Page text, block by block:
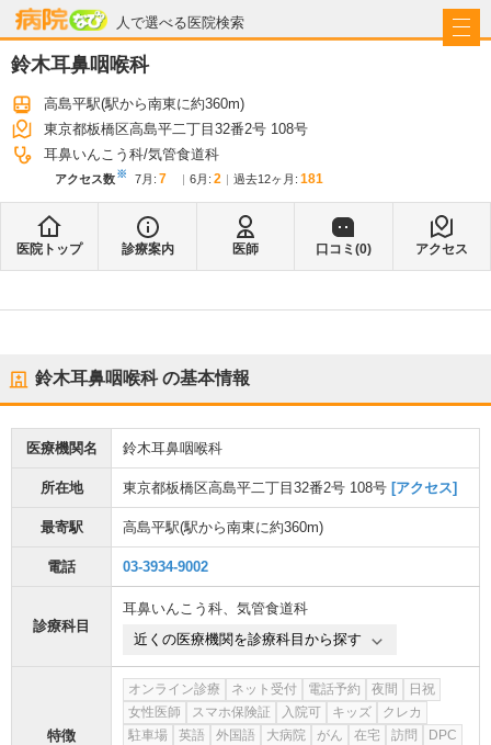
人で選べる医院検索
病院なび
鈴木耳鼻咽喉科
高島平駅(駅から南東に約360m)
東京都板橋区高島平二丁目32番2号 108号
耳鼻いんこう科 気管食道科
アクセス数※ 7月 : 7 6月 : 2 過去12ヶ月: 181
医院トップ 診療案内 医師 口コミ(0) アクセス
鈴木耳鼻咽喉科の基本情報
医療機関名 鈴木耳鼻咽喉科
所在地 東京都板橋区高島平二丁目32番2号 108号 [アクセス]
最寄駅 高島平駅(駅から南東に約360m)
電話 03-3934-9002
診療科目
耳鼻いんこう科、 気管食道科
近くの医療機関を診療科目から探す
特徴
オンライン診療 ネット受付 電話予約 夜間
日祝
女性医師
スマホ保険証 入院可 キッズ
クレカ
駐車場
英語 外国語 大病院 がん 在宅 訪問
DPC